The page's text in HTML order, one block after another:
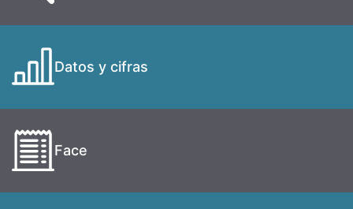
Datos y cifras
Face